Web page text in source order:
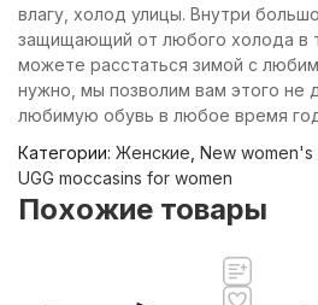
влагу, холод улицы. Внутри
защищающий от любого холода в
можете расстаться зимой с
нужно, мы позволим вам этого не
любимую обувь в любое время
Категории: Женские New
UGG moccasins for women
Похожие товары